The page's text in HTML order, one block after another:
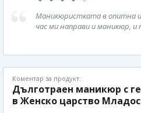
Маникюристката в опитна
час ми направи и маникюр, и
Коментар за продукт:
Дълготраен маникюр с
в Женско царство